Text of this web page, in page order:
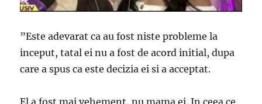
”Este adevarat ca au fost niste probleme la
inceput, tatal ei nu a fost de acord initial, dupa
care a spus ca este decizia ei si a acceptat.